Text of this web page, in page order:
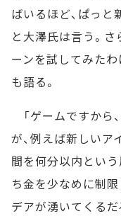
ばいるほど、ぱっと
と大澤氏は言う。さ
ーンを試してみたわ
も語る。
「ゲームですから
が、例えば新しい
間を何分以内とい
ち金を少なめに制
デアが湧いてくるだ